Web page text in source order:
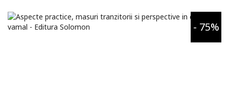
- 75%